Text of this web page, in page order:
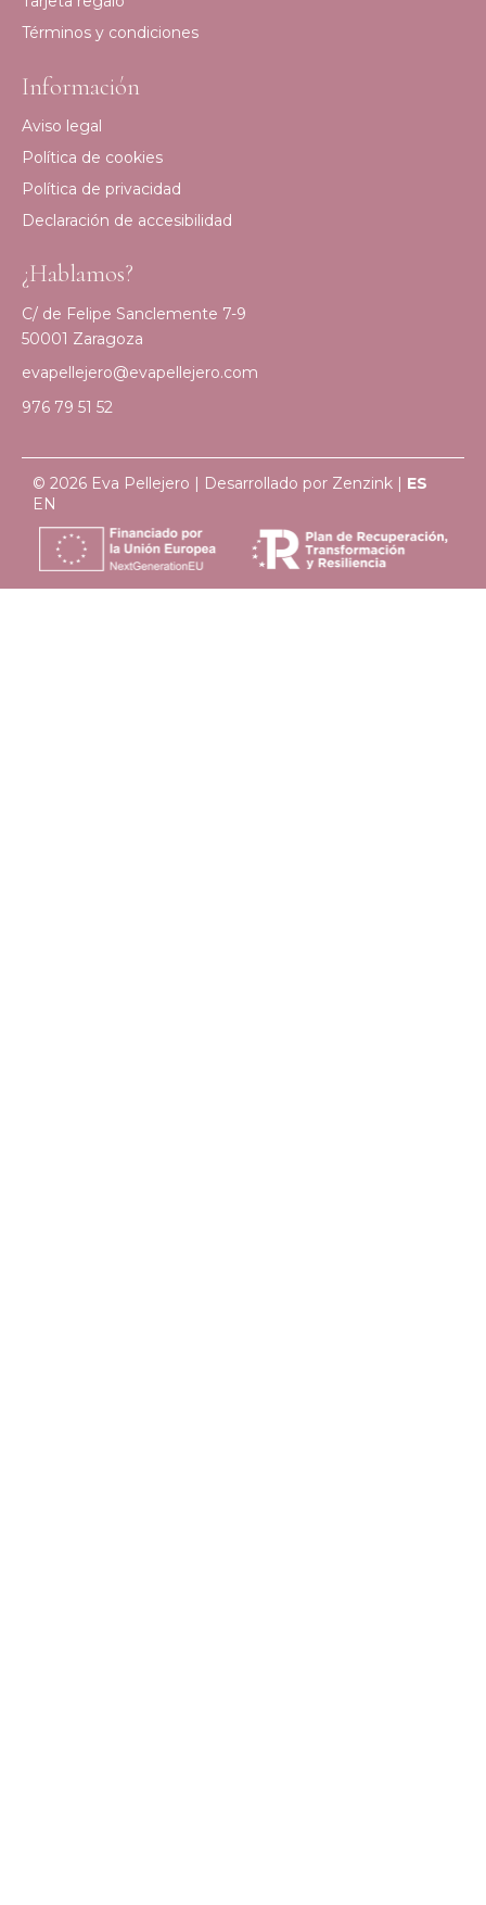
Términos y condiciones
Información
Aviso legal
Política de cookies
Política de privacidad
Declaración de accesibilidad
¿Hablamos?
C/ de Felipe Sanclemente 7-9
50001 Zaragoza
evapellejero@evapellejero.com
976 79 51 52
© 2026 Eva Pellejero | Desarrollado por Zenzink
ES
EN